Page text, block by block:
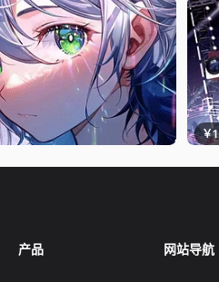
￥1
产品 网站导航